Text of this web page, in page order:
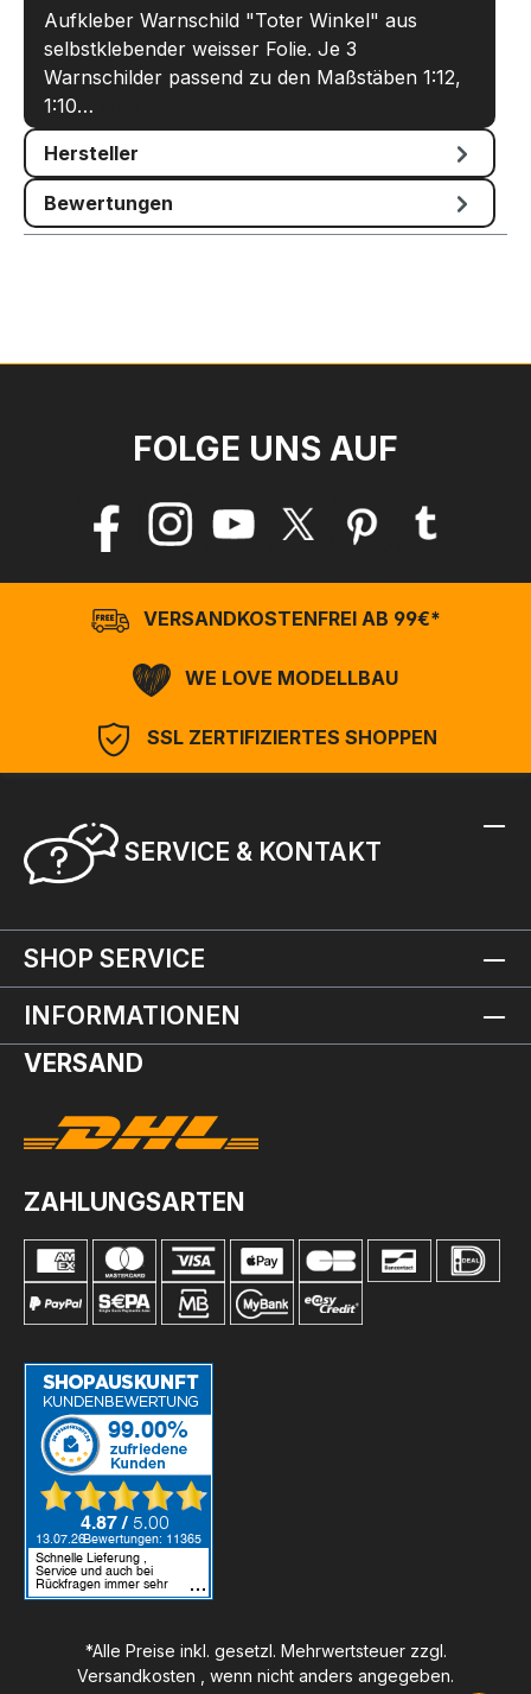
Aufkleber Warnschild "Toter Winkel" aus
selbstklebender weisser Folie. Je 3
Warnschilder passend zu den Maßstäben 1:12,
1:10…
Hersteller
Bewertungen
FOLGE UNS AUF
VERSANDKOSTENFREI AB 99€*
WE LOVE MODELLBAU
SSL ZERTIFIZIERTES SHOPPEN
SERVICE & KONTAKT
SHOP SERVICE
INFORMATIONEN
VERSAND
ZAHLUNGSARTEN
*Alle Preise inkl. gesetzl. Mehrwertsteuer zzgl.
Versandkosten , wenn nicht anders angegeben.